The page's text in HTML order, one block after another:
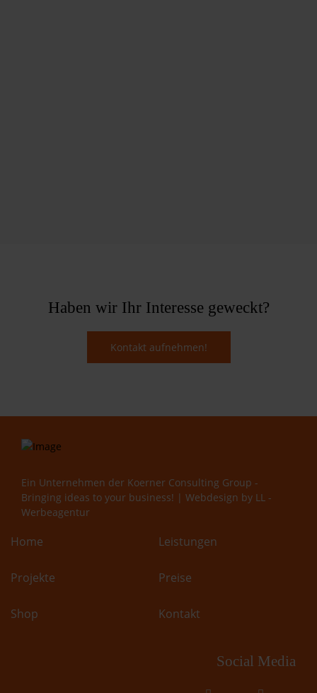
Haben wir Ihr Interesse geweckt?
Kontakt aufnehmen!
Ein Unternehmen der Koerner Consulting Group -
Bringing ideas to your business! | Webdesign by LL -
Werbeagentur
Home Leistungen
Projekte Preise
Shop Kontakt
Social Media